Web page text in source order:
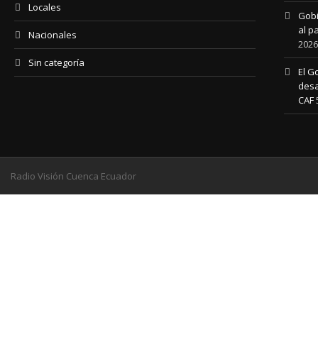
Locales
Nacionales
Sin categoría
al
2026
El
CAF
Radio Visión Cuenca Ecuador